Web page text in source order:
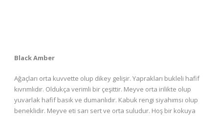
Black Amber
Ağaçları orta kuvvette olup dikey gelişir. Yaprakları bukleli hafif
kıvrımlıdır. Oldukça verimli bir çeşittir. Meyve orta irilikte olup
yuvarlak hafif basık ve dumanlıdır. Kabuk rengi siyahımsı olup
beneklidir. Meyve eti sarı sert ve orta suludur. Hoş bir kokuya